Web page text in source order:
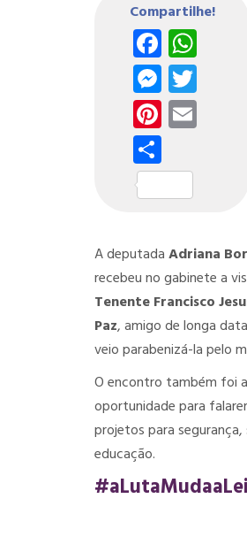
Compartilhe!
Email
Share
A deputadaAdriana
recebeu no gabinete a
Tenente Francisco
Paz, amigo de longa
veio parabenizá-la pelo
O encontro também foi a
oportunidade para
projetos para segurança,
educação.
#aLutaMudaaLei